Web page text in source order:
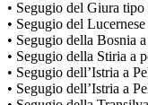
• Segugio del Giura
• Segugio del
• Segugio della Bosnia
• Segugio della Stiria a
• Segugio dell’Istria a
• Segugio dell’Istria a